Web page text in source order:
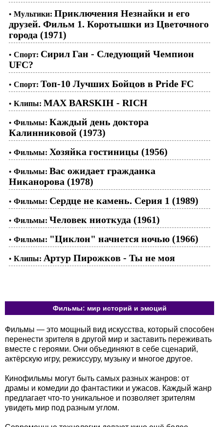
• Мультики: Приключения Незнайки и его
друзей. Фильм 1. Коротышки из Цветочного
города (1971)
• Спорт: Сирил Ган - Следующий Чемпион
UFC?
• Спорт: Топ-10 Лучших Бойцов в Pride FC
• Клипы: MAX BARSKIH - RICH
• Фильмы: Каждый день доктора
Калинниковой (1973)
• Фильмы: Хозяйка гостиницы (1956)
• Фильмы: Вас ожидает гражданка
Никанорова (1978)
• Фильмы: Сердце не камень. Серия 1 (1989)
• Фильмы: Человек ниоткуда (1961)
• Фильмы: "Циклон" начнется ночью (1966)
• Клипы: Артур Пирожков - Ты не моя
Фильмы: мир историй и эмоций
Фильмы — это мощный вид искусства, который способен
перенести зрителя в другой мир и заставить переживать
вместе с героями. Они объединяют в себе сценарий,
актёрскую игру, режиссуру, музыку и многое другое.
Кинофильмы могут быть самых разных жанров: от
драмы и комедии до фантастики и ужасов. Каждый жанр
предлагает что-то уникальное и позволяет зрителям
увидеть мир под разным углом.